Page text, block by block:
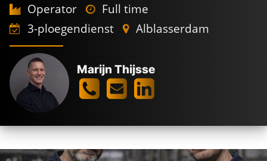
Operator
Full time
3-ploegendienst
Alblasserdam
Marijn Thijsse